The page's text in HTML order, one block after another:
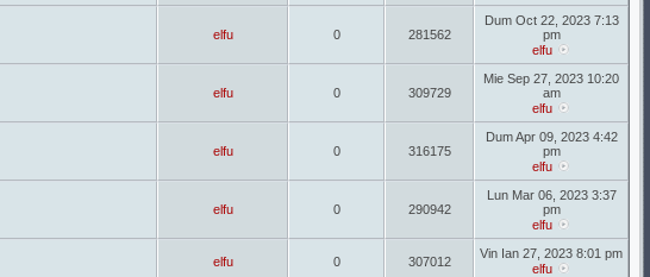
elfu 0 281562
Dum Oct 22, 2023 7:13
pm
elfu
elfu 0 309729
Mie Sep 27, 2023 10:20
am
elfu
elfu 0 316175
Dum Apr 09, 2023 4:42
pm
elfu
elfu 0 290942
Lun Mar 06, 2023 3:37
pm
elfu
elfu 0 307012
Vin Ian 27, 2023 8:01 pm
elfu